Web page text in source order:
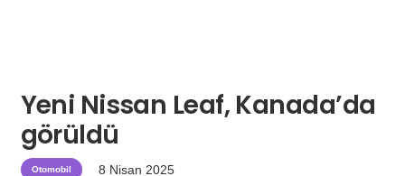
Yeni Nissan Leaf, Kanada’da
görüldü
Otomobil 8 Nisan 2025